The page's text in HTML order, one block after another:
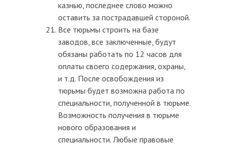
казнью, последнее слово можно
оставить за пострадавшей стороной.
Все тюрьмы строить на базе
заводов, все заключенные, будут
обязаны работать по 12 часов для
оплаты своего содержания, охраны,
и т.д. После освобождения из
тюрьмы будет возможна работа по
специальности, полученной в тюрьме.
Возможность получения в тюрьме
нового образования и
специальности. Любые правовые